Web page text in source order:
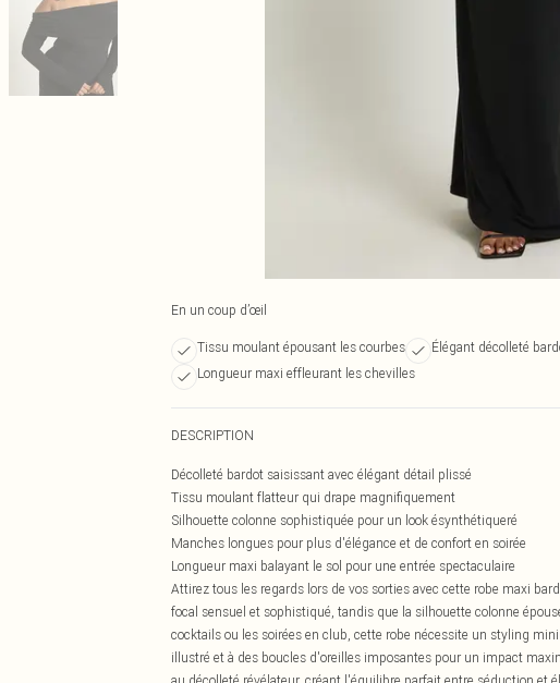
En un coup d’œil
Tissu moulant épousant les courbes Élégant décolleté
Longueur maxi effleurant les chevilles
DESCRIPTION
Décolleté bardot saisissant avec élégant détail plissé
Tissu moulant flatteur qui drape magnifiquement
Silhouette colonne sophistiquée pour un look ésynthétiqueré
Manches longues pour plus d'élégance et de confort en soirée
Longueur maxi balayant le sol pour une entrée spectaculaire
Attirez tous les regards lors de vos sorties avec cette robe maxi
focal sensuel et sophistiqué, tandis que la silhouette colonne
cocktails ou les soirées en club, cette robe nécessite un styling
illustré et à des boucles d'oreilles imposantes pour un impact